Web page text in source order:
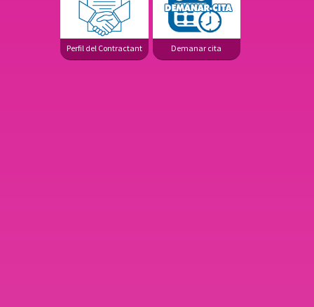
Perfil del Contractant Demanar cita